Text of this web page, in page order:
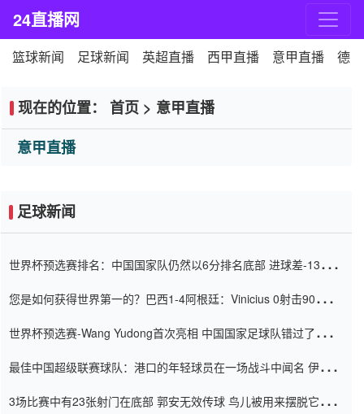
24直播网
篮球新闻 足球新闻 英超直播 西甲直播 意甲直播 德
现在的位置： 首页 > 意甲直播
意甲直播
足球新闻
世界杯预选赛排名：中国国家队仍然以6分排名底部 进球差-13令人
您是如何获得世界第一的？巴西1-4阿根廷：Vinicius 0射击90分钟
世界杯预选赛-Wang Yudong首次亮相 中国国家足球队错过了世界
最佳中国超级联赛球队：港口的年轻球员在一场战斗中闻名 伊万放
3场比赛中有23张射门在底部 郭安无效传球 鸟儿被用来摆脱它